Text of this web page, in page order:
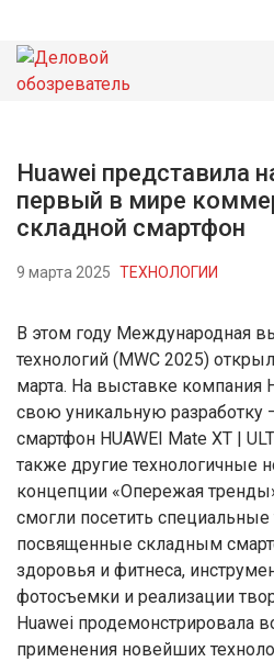
НОВОСТИ
Huawei представила
первый в мире
складной смартфон
9 марта 2025 ТЕХНОЛОГИИ
В этом году Международная
технологий (MWC 2025)
марта. На выставке компания
свою уникальную разработку
смартфон HUAWEI Mate XT |
также другие технологичные
концепции «Опережая
смогли посетить
посвященные складным
здоровья и фитнеса,
фотосъемки и реализации
Huawei продемонстрировала
применения новейших